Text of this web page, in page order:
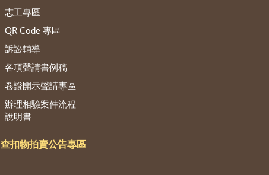
志工專區
QR Code 專區
訴訟輔導
各項聲請書例稿
卷證開示聲請專區
辦理相驗案件流程
說明書
查扣物拍賣公告專區